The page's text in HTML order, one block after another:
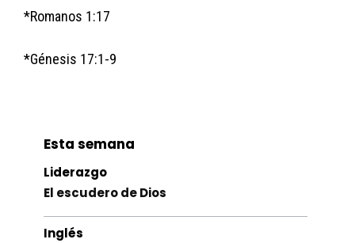
*Romanos 1:17
*Génesis 17:1-9
Esta semana
Liderazgo
El escudero de Dios
Inglés